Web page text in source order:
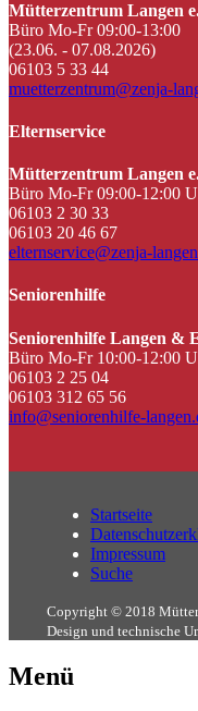
Mütterzentrum Langen
Büro Mo-Fr 09:00-13:00
(23.06. - 07.08.2026)
06103 5 33 44
muetterzentrum@zenja-
Elternservice
Mütterzentrum Langen
Büro Mo-Fr 09:00-12:00
06103 2 30 33
06103 20 46 67
elternservice@zenja-
Seniorenhilfe
Seniorenhilfe Langen &
Büro Mo-Fr 10:00-12:00
06103 2 25 04
06103 312 65 56
info@seniorenhilfe-
Startseite
Impressum
Suche
Copyright © 2018
Design und technische
Menü